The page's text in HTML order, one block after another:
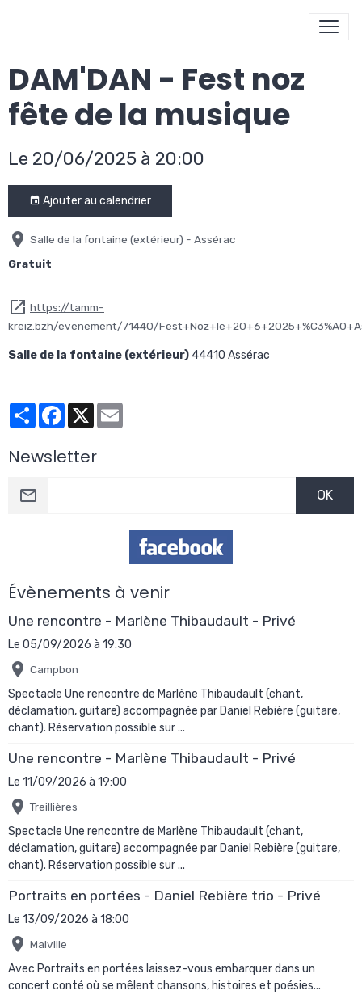
DAM'DAN - Fest noz
fête de la musique
Le 20/06/2025 à 20:00
Ajouter au calendrier
Salle de la fontaine (extérieur) - Assérac
Gratuit
https://tamm-
kreiz.bzh/evenement/71440/
Salle de la fontaine (extérieur) 44410 Assérac
PartagerFacebook
X
Newsletter
OK
Évènements à venir
Une rencontre - Marlène Thibaudault - Privé
Le 05/09/2026 à 19:30
Campbon
Spectacle Une rencontre de Marlène Thibaudault (chant,
déclamation, guitare) accompagnée par Daniel Rebière (guitare,
chant). Réservation possible sur ...
Une rencontre - Marlène Thibaudault - Privé
Le 11/09/2026 à 19:00
Treillières
Spectacle Une rencontre de Marlène Thibaudault (chant,
déclamation, guitare) accompagnée par Daniel Rebière (guitare,
chant). Réservation possible sur ...
Portraits en portées - Daniel Rebière trio - Privé
Le 13/09/2026 à 18:00
Malville
Avec Portraits en portées laissez-vous embarquer dans un
concert conté où se mêlent chansons, histoires et poésies...